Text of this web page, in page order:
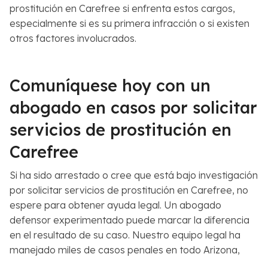
prostitución en Carefree si enfrenta estos cargos,
especialmente si es su primera infracción o si existen
otros factores involucrados.
Comuníquese hoy con un
abogado en casos por solicitar
servicios de prostitución en
Carefree
Si ha sido arrestado o cree que está bajo investigación
por solicitar servicios de prostitución en Carefree, no
espere para obtener ayuda legal. Un abogado
defensor experimentado puede marcar la diferencia
en el resultado de su caso. Nuestro equipo legal ha
manejado miles de casos penales en todo Arizona,